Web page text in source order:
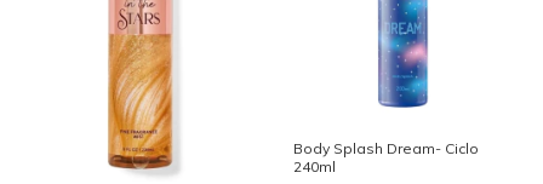
Body Splash Dream- Ciclo
240ml